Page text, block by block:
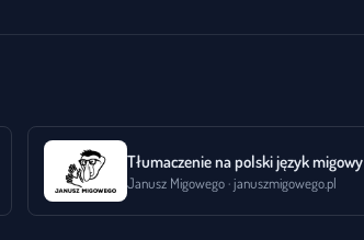
Tłumaczenie na polski język migowy
Janusz Migowego · januszmigowego.pl